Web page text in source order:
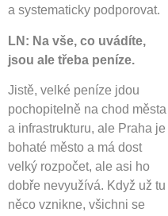
a systematicky podporovat.
LN: Na vše, co uvádíte,
jsou ale třeba peníze.
Jistě, velké peníze jdou
pochopitelně na chod města
a infrastrukturu, ale Praha je
bohaté město a má dost
velký rozpočet, ale asi ho
dobře nevyužívá. Když už tu
něco vznikne, všichni se